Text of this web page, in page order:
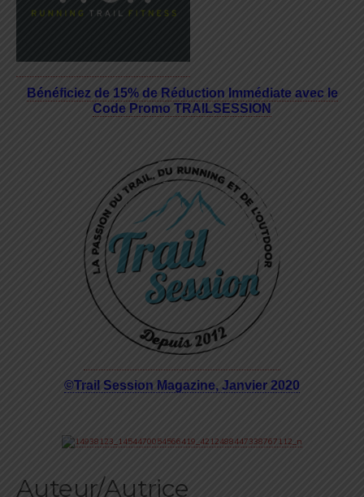
Bénéficiez de 15% de Réduction Immédiate avec le
Code Promo TRAILSESSION
©Trail Session Magazine, Janvier 2020
Auteur/Autrice